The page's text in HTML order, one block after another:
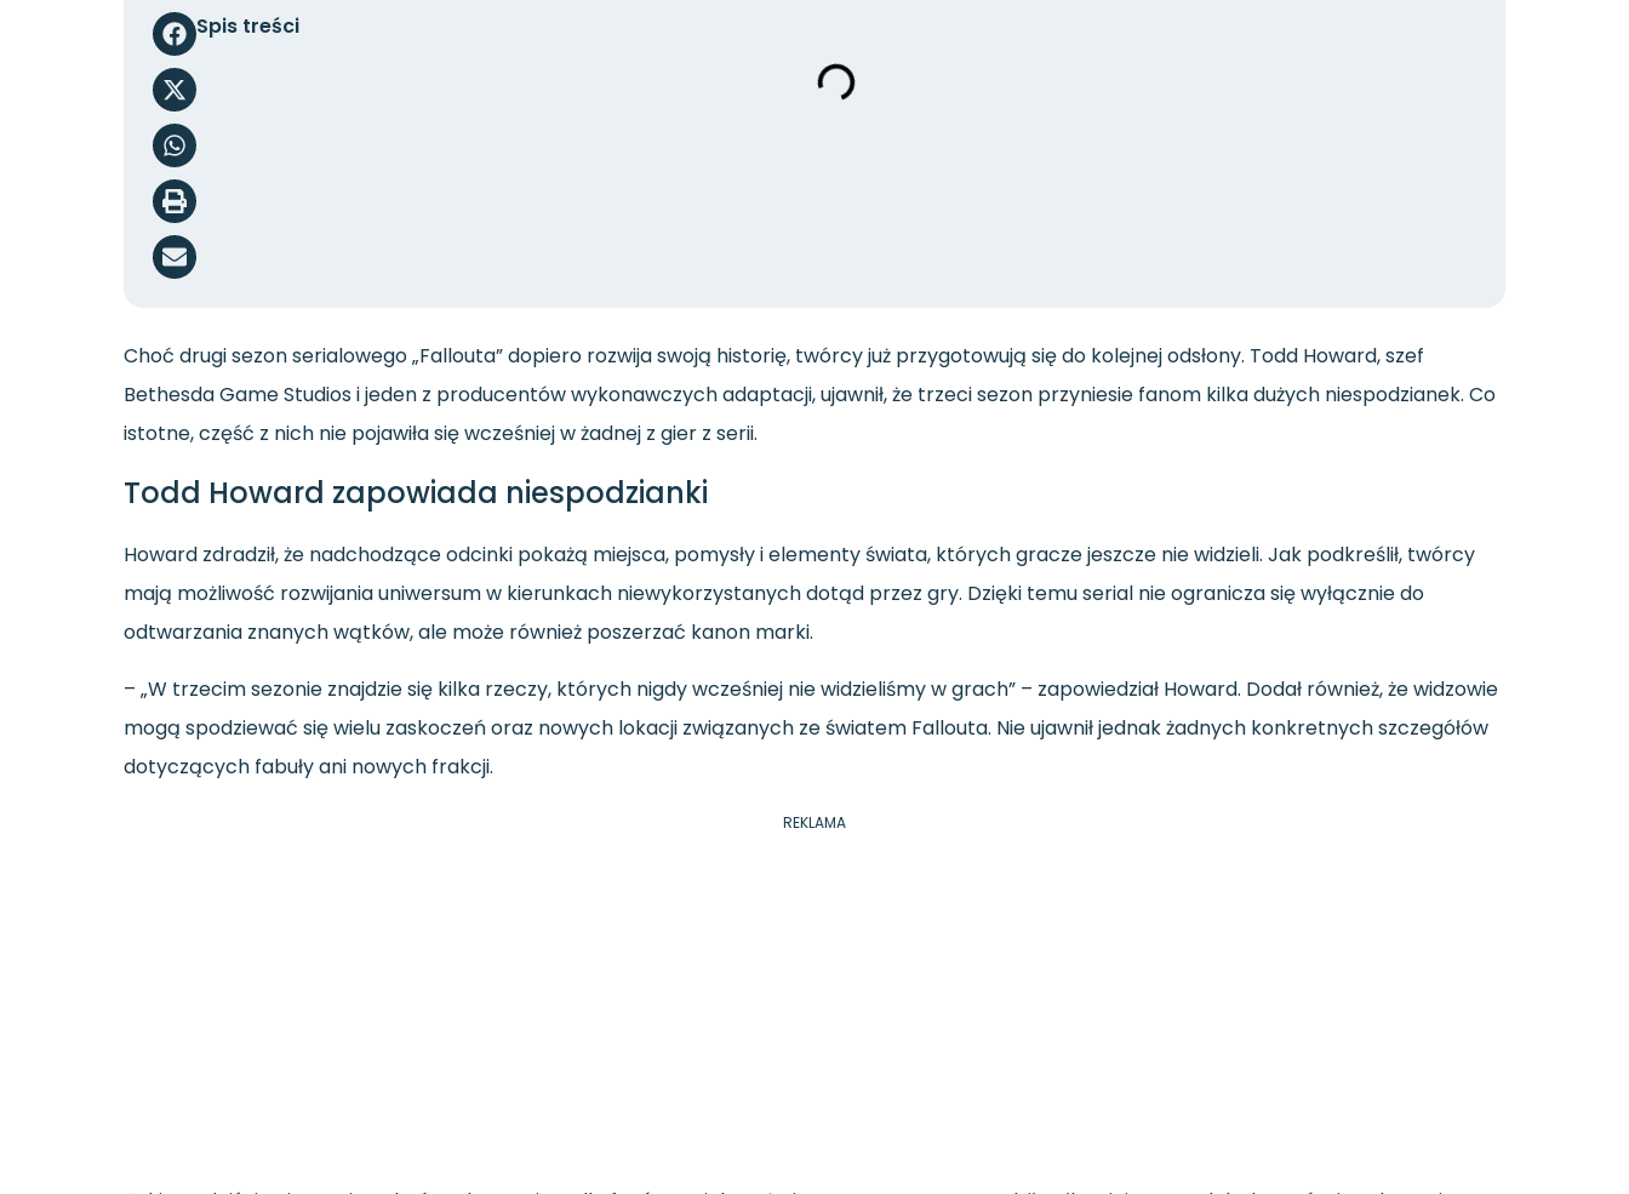
Spis treści
Choć drugi sezon serialowego „Fallouta” dopiero rozwija swoją historię, twórcy już przygotowują się do kolejnej odsłony. Todd Howard, szef
Bethesda Game Studios i jeden z producentów wykonawczych adaptacji, ujawnił, że trzeci sezon przyniesie fanom kilka dużych niespodzianek. Co
istotne, część z nich nie pojawiła się wcześniej w żadnej z gier z serii.
Todd Howard zapowiada niespodzianki
Howard zdradził, że nadchodzące odcinki pokażą miejsca, pomysły i elementy świata, których gracze jeszcze nie widzieli. Jak podkreślił, twórcy
mają możliwość rozwijania uniwersum w kierunkach niewykorzystanych dotąd przez gry. Dzięki temu serial nie ogranicza się wyłącznie do
odtwarzania znanych wątków, ale może również poszerzać kanon marki.
– „W trzecim sezonie znajdzie się kilka rzeczy, których nigdy wcześniej nie widzieliśmy w grach” – zapowiedział Howard. Dodał również, że widzowie
mogą spodziewać się wielu zaskoczeń oraz nowych lokacji związanych ze światem Fallouta. Nie ujawnił jednak żadnych konkretnych szczegółów
dotyczących fabuły ani nowych frakcji.
REKLAMA